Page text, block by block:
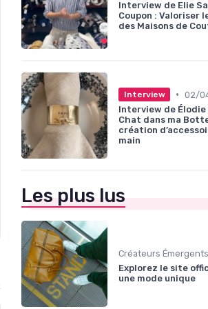
Interview de Elie
Coupon : Valoriser
des Maisons de
Interview • 02/
Interview de Élodie
Chat dans ma
création
main
Les plus lus
Créateurs Émergents
Explorez le site
une mode unique